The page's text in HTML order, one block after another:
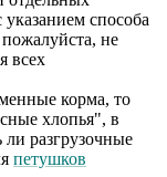
способа
не
всех
корма, то
хлопья", в
ли разгрузочные
петушков